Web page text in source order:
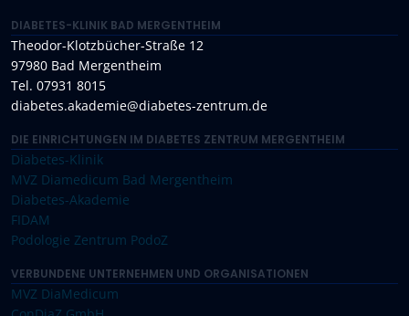
DIABETES-KLINIK BAD MERGENTHEIM
Theodor-Klotzbücher-Straße 12
97980 Bad Mergentheim
Tel. 07931 8015
diabetes.akademie@diabetes-zentrum.de
DIE EINRICHTUNGEN IM DIABETES ZENTRUM MERGENTHEIM
Diabetes-Klinik
MVZ Diamedicum Bad Mergentheim
Diabetes-Akademie
FIDAM
Podologie Zentrum PodoZ
VERBUNDENE UNTERNEHMEN UND ORGANISATIONEN
MVZ DiaMedicum